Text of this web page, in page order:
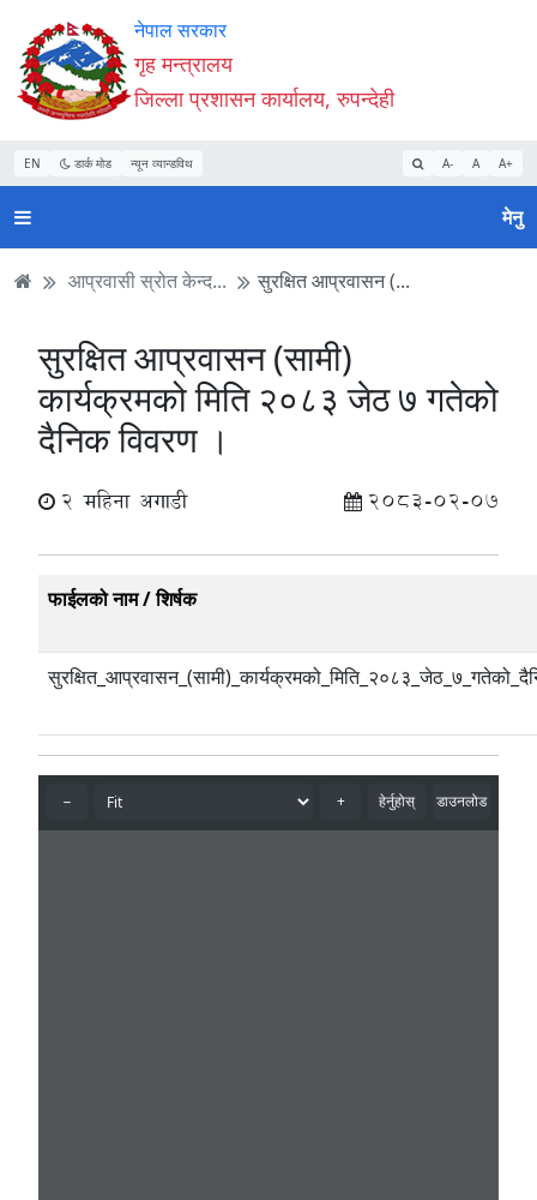
Accessibility
Mode
सुरु
गर्नुहोस्
सामाग्री
पढ्नुहाेस्
नेभिगेसन
पढ्नुहाेस्
वेबसाइट
खोजमा
जानुहोस्
नेपाल सरकार
गृह मन्त्रालय
जिल्ला प्रशासन कार्यालय, रुपन्देही
EN डार्क मोड न्यून व्यान्डविथ A- A A+
मेनु
आप्रवासी स्रोत केन्द... सुरक्षित आप्रवासन (...
सुरक्षित आप्रवासन (सामी)
कार्यक्रमको मिति २०८३ जेठ ७ गतेको
दैनिक विवरण ।
2 महिना अगाडी 2083-02-07
फाईलको नाम / शिर्षक